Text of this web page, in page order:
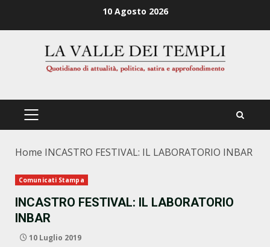
10 Agosto 2026
PRIMÄRES
Home INCASTRO FESTIVAL: IL LABORATORIO INBAR
Comunicati Stampa
INCASTRO FESTIVAL: IL LABORATORIO
INBAR
10 Luglio 2019